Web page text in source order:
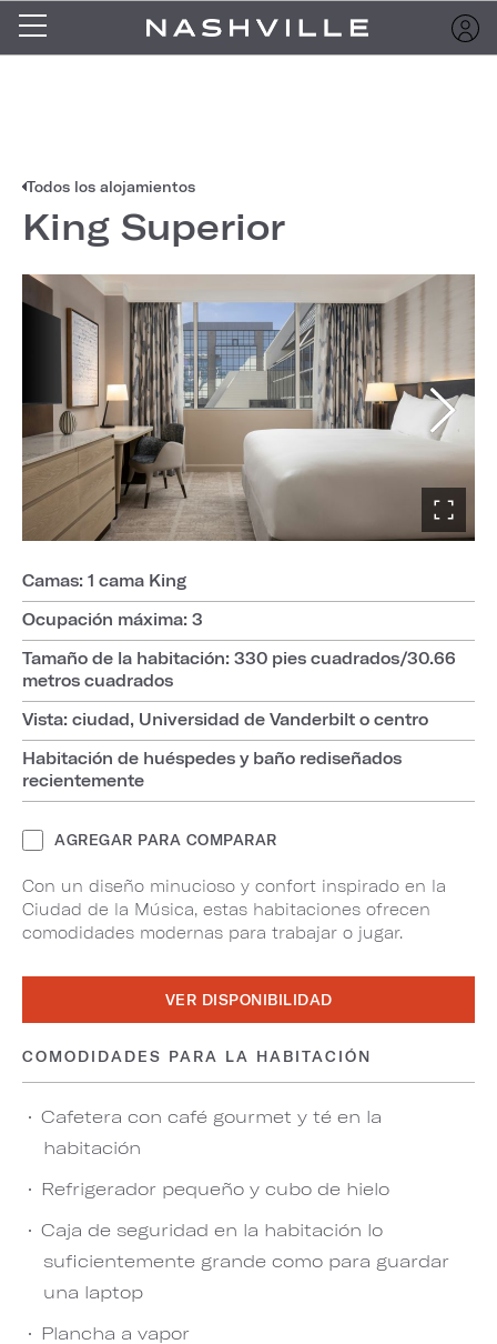
Todos los alojamientos
King Superior
Camas: 1 cama King
Ocupación máxima: 3
Tamaño de la habitación: 330 pies cuadrados/30.66
metros cuadrados
Vista: ciudad, Universidad de Vanderbilt o centro
Habitación de huéspedes y baño rediseñados
recientemente
AGREGAR PARA COMPARAR
Con un diseño minucioso y confort inspirado en la
Ciudad de la Música, estas habitaciones ofrecen
comodidades modernas para trabajar o jugar.
VER DISPONIBILIDAD
COMODIDADES PARA LA HABITACIÓN
Cafetera con café gourmet y té en la
habitación
Refrigerador pequeño y cubo de hielo
Caja de seguridad en la habitación lo
suficientemente grande como para guardar
una laptop
Plancha a vapor